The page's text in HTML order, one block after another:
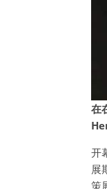
在
开
展
策